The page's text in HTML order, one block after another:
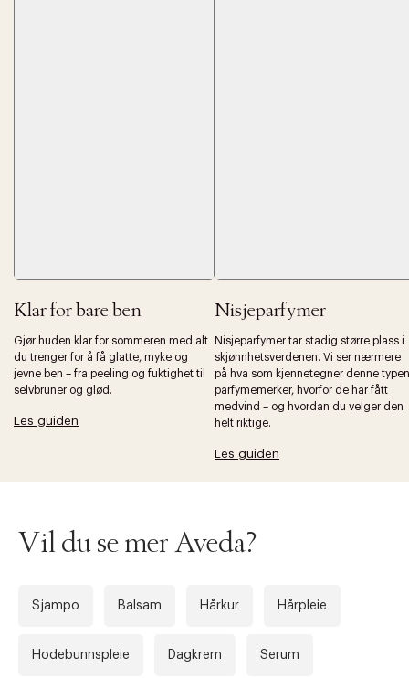
Klar for bare ben
Gjør huden klar for sommeren med alt
du trenger for å få glatte, myke og
jevne ben – fra peeling og fuktighet til
selvbruner og glød.
Les guiden
Nisjeparfymer
Nisjeparfymer tar stadig større plass i
skjønnhetsverdenen. Vi ser nærmere
på hva som kjennetegner denne typen
parfymemerker, hvorfor de har fått
medvind – og hvordan du velger den
helt riktige.
Les guiden
Vil du se mer Aveda?
Sjampo Balsam Hårkur Hårpleie
Hodebunnspleie Dagkrem Serum